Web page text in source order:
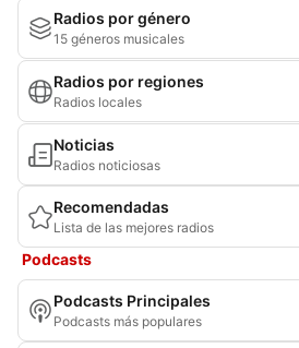
Radios por género
15 géneros musicales
Radios por regiones
Radios locales
Noticias
Radios noticiosas
Recomendadas
Lista de las mejores radios
Podcasts
Podcasts Principales
Podcasts más populares